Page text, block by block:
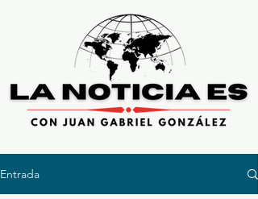
Entrada